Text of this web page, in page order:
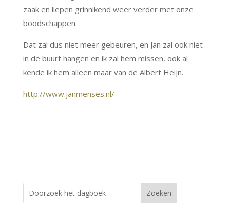
zaak en liepen grinnikend weer verder met onze
boodschappen.
Dat zal dus niet meer gebeuren, en Jan zal ook niet
in de buurt hangen en ik zal hem missen, ook al
kende ik hem alleen maar van de Albert Heijn.
http://www.janmenses.nl/